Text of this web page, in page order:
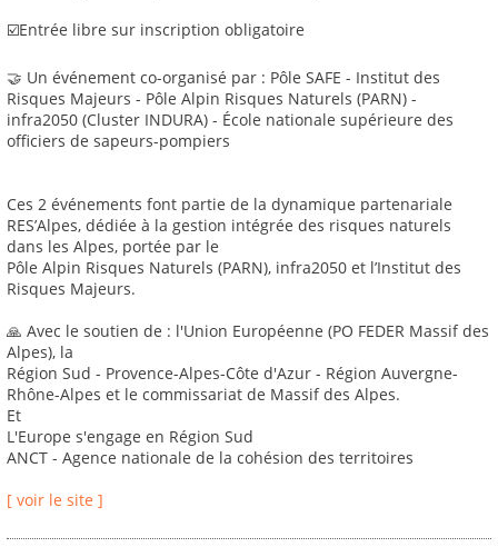
☑️Entrée libre sur inscription obligatoire
🤝 Un événement co-organisé par : Pôle SAFE - Institut des
Risques Majeurs - Pôle Alpin Risques Naturels (PARN) -
infra2050 (Cluster INDURA) - École nationale supérieure des
officiers de sapeurs-pompiers
Ces 2 événements font partie de la dynamique partenariale
RES’Alpes, dédiée à la gestion intégrée des risques naturels
dans les Alpes, portée par le
Pôle Alpin Risques Naturels (PARN), infra2050 et l’Institut des
Risques Majeurs.
🙏 Avec le soutien de : l'Union Européenne (PO FEDER Massif des
Alpes), la
Région Sud - Provence-Alpes-Côte d'Azur - Région Auvergne-
Rhône-Alpes et le commissariat de Massif des Alpes.
Et
L'Europe s'engage en Région Sud
ANCT - Agence nationale de la cohésion des territoires
[ voir le site ]